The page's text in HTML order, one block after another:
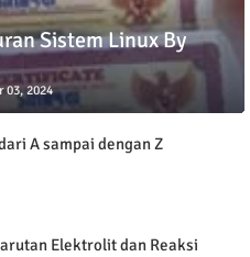
Sistem Linux By
03, 2024
A sampai dengan Z
Elektrolit dan Reaksi